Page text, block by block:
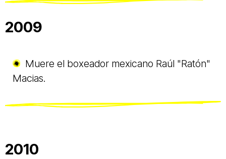
2009
Muere el boxeador mexicano Raúl "Ratón"
Macias.
2010